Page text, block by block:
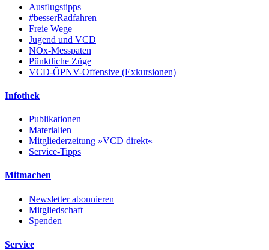
Ausflugstipps
#besserRadfahren
Freie Wege
Jugend und VCD
NOx-Messpaten
Pünktliche Züge
VCD-ÖPNV-Offensive (Exkursionen)
Infothek
Publikationen
Materialien
Mitgliederzeitung »VCD direkt«
Service-Tipps
Mitmachen
Newsletter abonnieren
Mitgliedschaft
Spenden
Service